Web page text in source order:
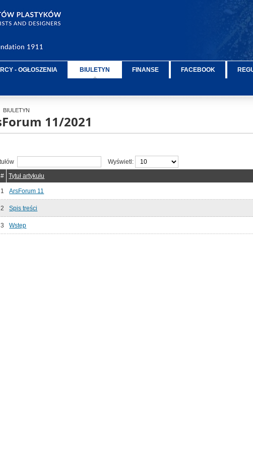
- OGŁOSZENIA BIULETYN FINANSE FACEBOOK
BIULETYN
11/2021
Wyświetl:
#
Tytuł artykułu
1 ArsForum 11
2 Spis treści
3 Wstęp